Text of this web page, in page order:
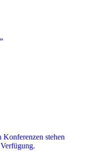
»
Konferenzen stehen